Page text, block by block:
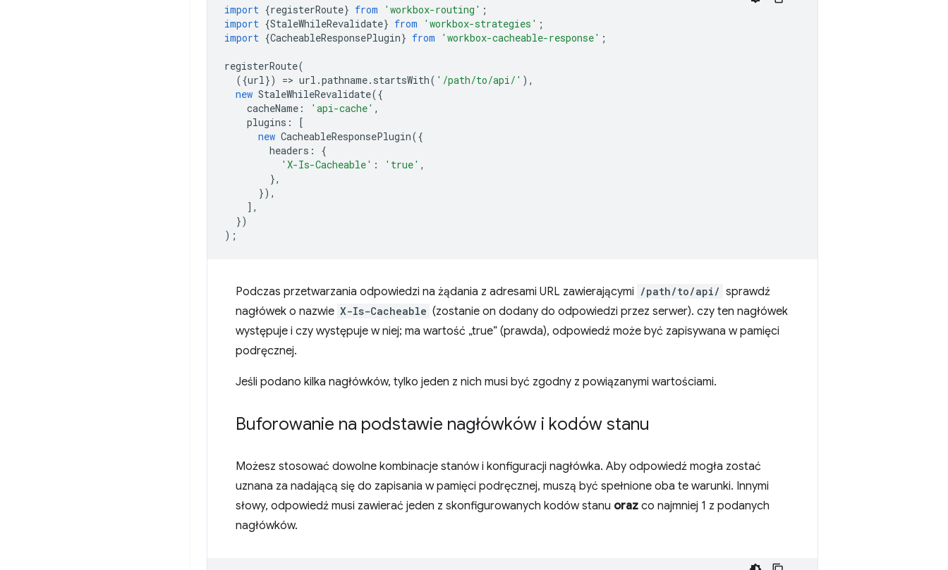
import {registerRoute} from 'workbox-routing' ;
import {StaleWhileRevalidate} from 'workbox-strategies' ;
import {CacheableResponsePlugin} from 'workbox-cacheable-response' ;
registerRoute(
({url}) => url .pathname. startsWith( '/path/to/api/' ),
new StaleWhileRevalidate({
cacheName : 'api-cache' ,
plugins :
[
new CacheableResponsePlugin({
headers :
{
'X-Is-Cacheable' : 'true' ,
},
}),
],
})
);
Podczas przetwarzania odpowiedzi na żądania z adresami URL zawierającymi /path/to/api/ sprawdź
nagłówek o nazwie X-Is-Cacheable (zostanie on dodany do odpowiedzi przez serwer). czy ten nagłówek
występuje i czy występuje w niej; ma wartość „true” (prawda), odpowiedź może być zapisywana w pamięci
podręcznej.
Jeśli podano kilka nagłówków, tylko jeden z nich musi być zgodny z powiązanymi wartościami.
Buforowanie na podstawie nagłówków i kodów stanu
Możesz stosować dowolne kombinacje stanów i konfiguracji nagłówka. Aby odpowiedź mogła zostać
uznana za nadającą się do zapisania w pamięci podręcznej, muszą być spełnione oba te warunki. Innymi
słowy, odpowiedź musi zawierać jeden z skonfigurowanych kodów stanu oraz co najmniej 1 z podanych
nagłówków.